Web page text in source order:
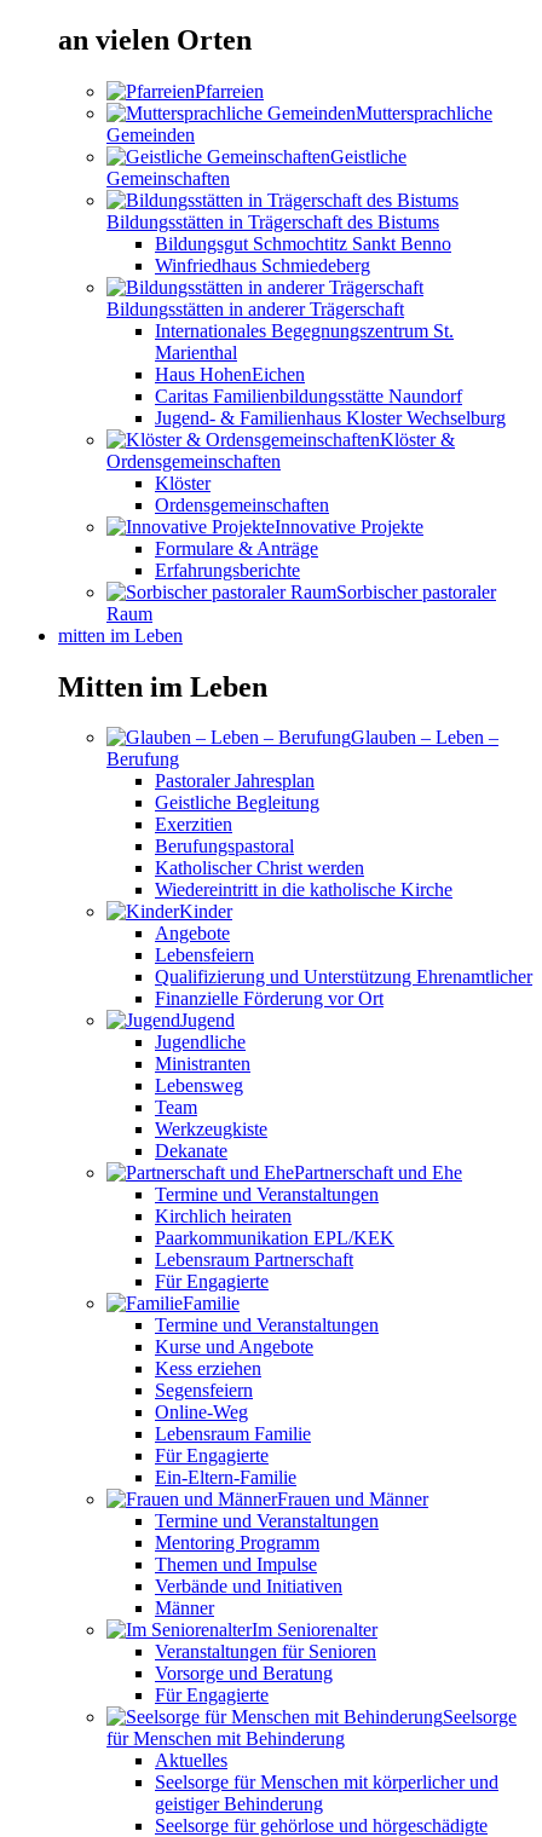
an vielen Orten
Pfarreien
Muttersprachliche
Gemeinden
Geistliche
Gemeinschaften
Bildungsstätten in Trägerschaft des Bistums
Bildungsgut Schmochtitz Sankt Benno
Winfriedhaus Schmiedeberg
Bildungsstätten in anderer Trägerschaft
Internationales Begegnungszentrum St.
Marienthal
Haus HohenEichen
Caritas Familienbildungsstätte Naundorf
Jugend- & Familienhaus Kloster Wechselburg
Klöster &
Ordensgemeinschaften
Klöster
Ordensgemeinschaften
Innovative Projekte
Formulare & Anträge
Erfahrungsberichte
Sorbischer pastoraler
Raum
mitten im Leben
Mitten im Leben
Glauben – Leben –
Berufung
Pastoraler Jahresplan
Geistliche Begleitung
Exerzitien
Berufungspastoral
Katholischer Christ werden
Wiedereintritt in die katholische Kirche
Kinder
Angebote
Lebensfeiern
Qualifizierung und Unterstützung Ehrenamtlicher
Finanzielle Förderung vor Ort
Jugend
Jugendliche
Ministranten
Lebensweg
Team
Werkzeugkiste
Dekanate
Partnerschaft und Ehe
Termine und Veranstaltungen
Kirchlich heiraten
Paarkommunikation EPL/KEK
Lebensraum Partnerschaft
Für Engagierte
Familie
Termine und Veranstaltungen
Kurse und Angebote
Kess erziehen
Segensfeiern
Online-Weg
Lebensraum Familie
Für Engagierte
Ein-Eltern-Familie
Frauen und Männer
Termine und Veranstaltungen
Mentoring Programm
Themen und Impulse
Verbände und Initiativen
Männer
Im Seniorenalter
Veranstaltungen für Senioren
Vorsorge und Beratung
Für Engagierte
Seelsorge
für Menschen mit Behinderung
Aktuelles
Seelsorge für Menschen mit körperlicher und
geistiger Behinderung
Seelsorge für gehörlose und hörgeschädigte